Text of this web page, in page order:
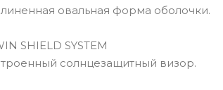
овальная форма оболочки.
SHIELD SYSTEM
солнцезащитный визор.